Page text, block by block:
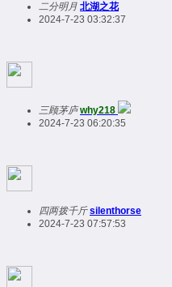
二分明月 北湖之花
2024-7-23 03:32:37
三顾茅庐 why218
2024-7-23 06:20:35
四两拨千斤 silenthorse
2024-7-23 07:57:53